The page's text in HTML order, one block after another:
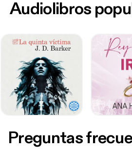
Audiolibros
Preguntas